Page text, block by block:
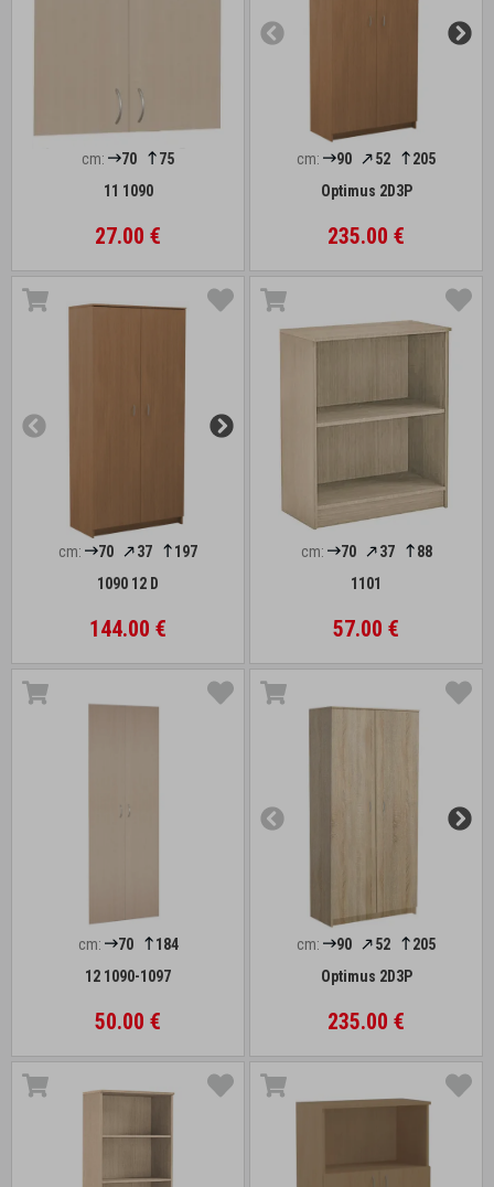
cm: 70
75
11 1090
27.00 €
cm: 90 52
205
Optimus 2D3P
235.00 €
cm: 70 37
197
1090 12 D
144.00 €
cm: 70 37
88
1101
57.00 €
cm: 70
184
12 1090-1097
50.00 €
cm: 90 52
205
Optimus 2D3P
235.00 €